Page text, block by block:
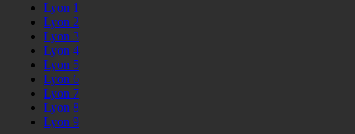
Lyon 1
Lyon 2
Lyon 3
Lyon 4
Lyon 5
Lyon 6
Lyon 7
Lyon 8
Lyon 9